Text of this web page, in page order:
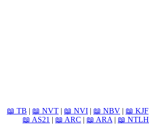
📖 TB | 📖 NVT | 📖 NVI | 📖 NBV | 📖 KJF
📖 AS21 | 📖 ARC | 📖 ARA | 📖 NTLH